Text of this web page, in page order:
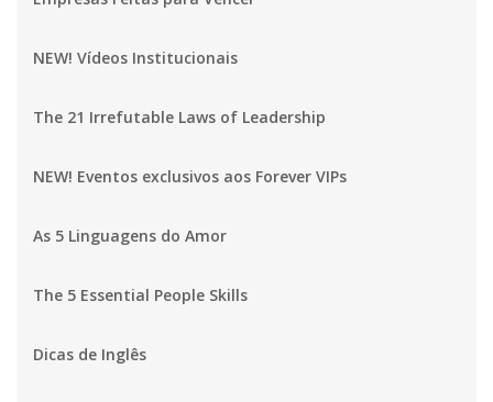
NEW! Vídeos Institucionais
The 21 Irrefutable Laws of Leadership
NEW! Eventos exclusivos aos Forever VIPs
As 5 Linguagens do Amor
The 5 Essential People Skills
Dicas de Inglês